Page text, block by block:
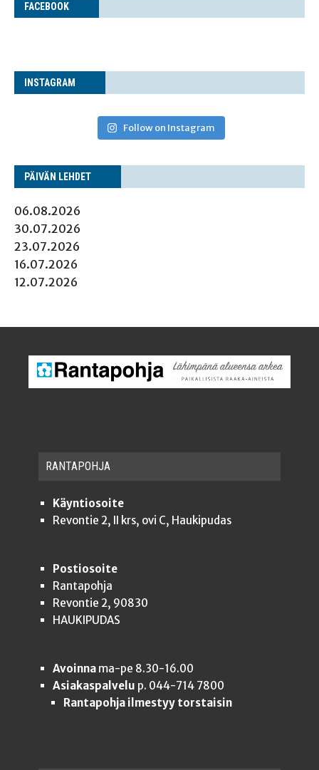
FACE­BOOK
INS­TA­GRAM
Follow on Instagram
PÄI­VÄN LEHDET
06.08.2026
30.07.2026
23.07.2026
16.07.2026
12.07.2026
RAN­TA­POH­JA
Käyntiosoite
Revontie 2, II krs, ovi C, Haukipudas
Postiosoite
Rantapohja
Revontie 2, 90830
HAUKIPUDAS
Avoinnama-pe 8.30-16.00
Asiakaspalvelu p. 044-714 7800
Rantapohja ilmestyy torstaisin